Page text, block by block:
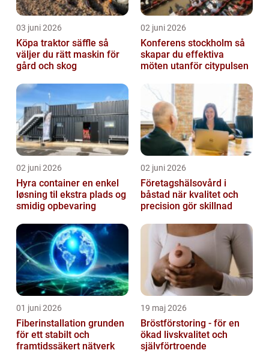
03 juni 2026
Köpa traktor säffle så
väljer du rätt maskin för
gård och skog
02 juni 2026
Konferens stockholm så
skapar du effektiva
möten utanför citypulsen
02 juni 2026
Hyra container en enkel
løsning til ekstra plads og
smidig opbevaring
02 juni 2026
Företagshälsovård i
båstad när kvalitet och
precision gör skillnad
01 juni 2026
Fiberinstallation grunden
för ett stabilt och
framtidssäkert nätverk
19 maj 2026
Bröstförstoring - för en
ökad livskvalitet och
självförtroende